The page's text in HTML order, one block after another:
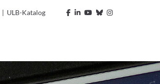
| ULB-Katalog